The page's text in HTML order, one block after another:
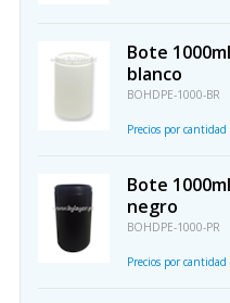
Bote
blanco
BOHDPE-1000-BR
Precios por cantidad
Bote
negro
BOHDPE-1000-PR
Precios por cantidad